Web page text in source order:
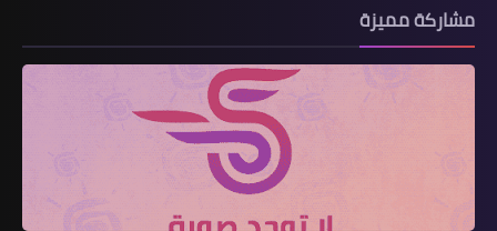
مشاركة مميزة